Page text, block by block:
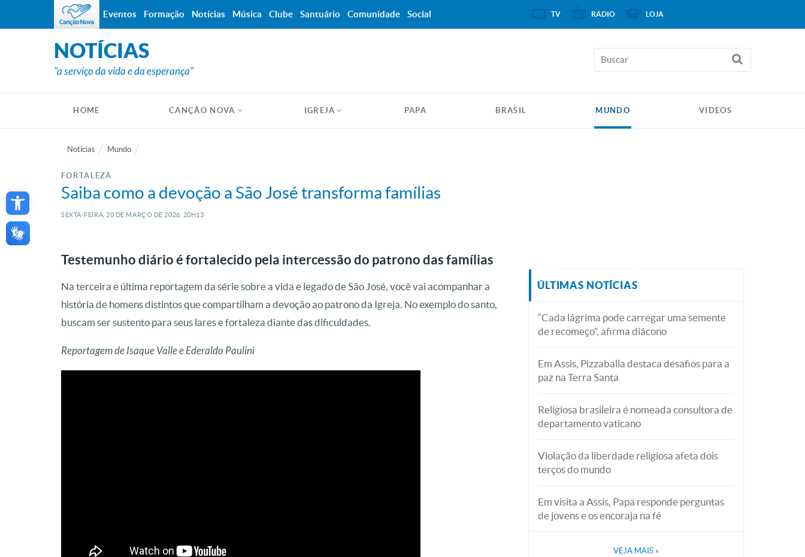
Open toolbar
NOTÍCIAS
"a serviço da vida e da esperança"
HOME CANÇÃO NOVA IGREJA PAPA BRASIL MUNDO VIDEOS
Notícias Mundo
FORTALEZA
Saiba como a devoção a São José transforma famílias
SEXTA-FEIRA, 20 DE MARÇO DE 2026, 20H13
Testemunho diário é fortalecido pela intercessão do patrono das famílias
Na terceira e última reportagem da série sobre a vida e legado de São José, você vai acompanhar a
história de homens distintos que compartilham a devoção ao patrono da Igreja. No exemplo do santo,
buscam ser sustento para seus lares e fortaleza diante das dificuldades.
Reportagem de Isaque Valle e Ederaldo Paulini
ÚLTIMAS NOTÍCIAS
“Cada lágrima pode carregar uma semente
de recomeço”, afirma diácono
Em Assis, Pizzaballa destaca desafios para a
paz na Terra Santa
Religiosa brasileira é nomeada consultora de
departamento vaticano
Violação da liberdade religiosa afeta dois
terços do mundo
Em visita a Assis, Papa responde perguntas
de jovens e os encoraja na fé
VEJA MAIS »
Eventos Formação Notícias Música Clube Santuário Comunidade Social TV RÁDIO LOJA